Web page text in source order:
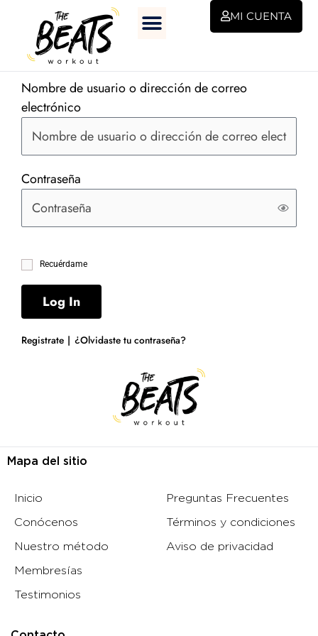
contenido
MI CUENTA
Nombre de usuario o dirección de correo
electrónico
Contraseña
Recuérdame
Log In
Registrate ¿Olvidaste tu contraseña?
Mapa del sitio
Inicio
Conócenos
Nuestro método
Membresías
Testimonios
Preguntas Frecuentes
Términos y condiciones
Aviso de privacidad